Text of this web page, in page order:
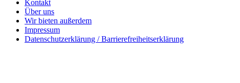
Kontakt
Über uns
Wir bieten außerdem
Impressum
Datenschutzerklärung / Barrierefreiheitserklärung